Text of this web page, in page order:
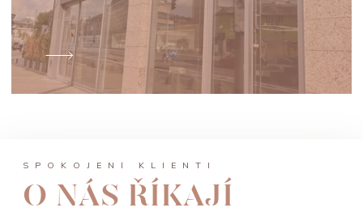
SPOKOJENÍ KLIENTI
O NÁS ŘÍKAJÍ